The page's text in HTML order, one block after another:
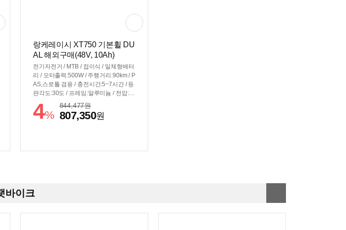
랑케레이시 XT750 기본휠 DU
AL 해외구매(48V, 10Ah)
전기자전거 / MTB / 접이식 / 일체형배터
리 / 모터출력:500W / 주행거리:90km / P
AS,스로틀 겸용 / 충전시간:5~7시간 / 등
판각도:30도 / 프레임:알루미늄 / 전압:4
8V / 용량:10Ah / 전력량:480Wh / 바퀴:6
6cm(26인치) / 7단 / 최고속도:30km/h /
썸시프터 / 디스크브레이크 / 무게:22kg /
4%
844,477원
807,350원
바이크